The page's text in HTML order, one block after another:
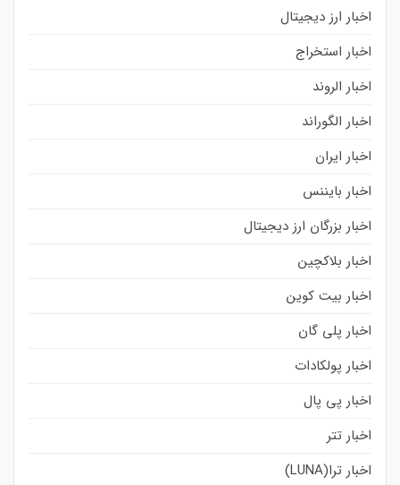
اخبار ارز دیجیتال
اخبار استخراج
اخبار الروند
اخبار الگوراند
اخبار ایران
اخبار بایننس
اخبار بزرگان ارز دیجیتال
اخبار بلاکچین
اخبار بیت کوین
اخبار پلی گان
اخبار پولکادات
اخبار پی پال
اخبار تتر
اخبار ترا(LUNA)